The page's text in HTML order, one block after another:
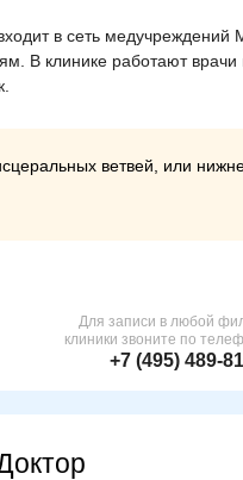
в сеть медучреждений
В клинике работают
ветвей, или
Для записи в любой
клиники звоните по
+7 (495) 489-